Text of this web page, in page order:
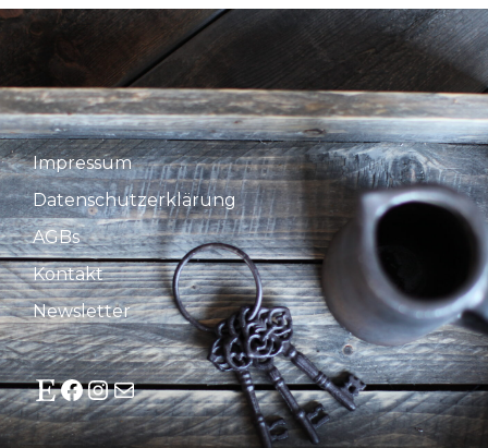
Impressum
Datenschutzerklärung
AGBs
Kontakt
Newsletter
EtsyFacebook
Instagram
E-Mail